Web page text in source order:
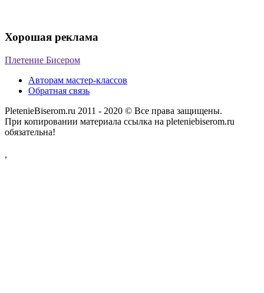
Хорошая реклама
Плетение Бисером
Авторам мастер-классов
Обратная связь
PletenieBiserom.ru 2011 - 2020 © Все права защищены.
При копировании материала ссылка на pleteniebiserom.ru
обязательна!
,